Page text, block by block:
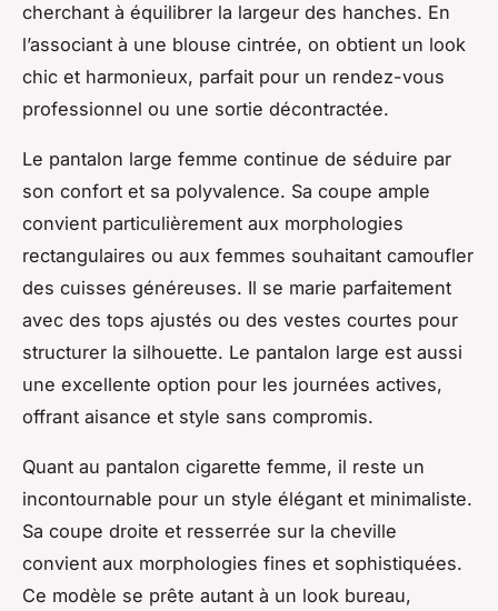
cherchant à équilibrer la largeur des hanches. En
l’associant à une blouse cintrée, on obtient un look
chic et harmonieux, parfait pour un rendez-vous
professionnel ou une sortie décontractée.
Le pantalon large femme continue de séduire par
son confort et sa polyvalence. Sa coupe ample
convient particulièrement aux morphologies
rectangulaires ou aux femmes souhaitant camoufler
des cuisses généreuses. Il se marie parfaitement
avec des tops ajustés ou des vestes courtes pour
structurer la silhouette. Le pantalon large est aussi
une excellente option pour les journées actives,
offrant aisance et style sans compromis.
Quant au pantalon cigarette femme, il reste un
incontournable pour un style élégant et minimaliste.
Sa coupe droite et resserrée sur la cheville
convient aux morphologies fines et sophistiquées.
Ce modèle se prête autant à un look bureau,